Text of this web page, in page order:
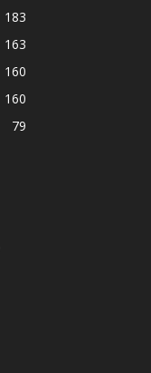
183
163
160
160
79